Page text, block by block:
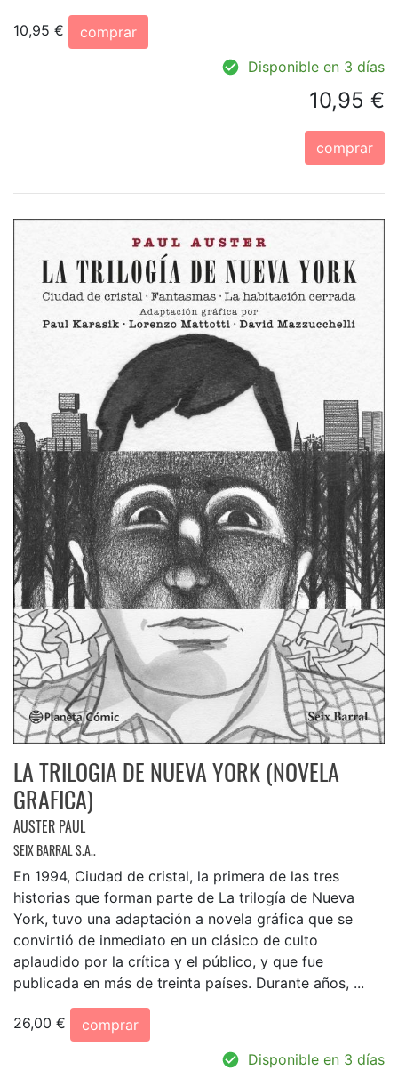
10,95 €
comprar
Disponible en 3 días
10,95 €
comprar
LA TRILOGIA DE NUEVA YORK (NOVELA
GRAFICA)
AUSTER PAUL
SEIX BARRAL S.A..
En 1994, Ciudad de cristal, la primera de las tres
historias que forman parte de La trilogía de Nueva
York, tuvo una adaptación a novela gráfica que se
convirtió de inmediato en un clásico de culto
aplaudido por la crítica y el público, y que fue
publicada en más de treinta países. Durante años, ...
26,00 €
comprar
Disponible en 3 días